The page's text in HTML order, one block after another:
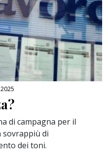
di campagna per il
di
dei toni.